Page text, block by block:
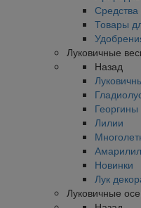
Товары
Луковичные
Назад
Георгины
Лилии
Новинки
Лук
Луковичные